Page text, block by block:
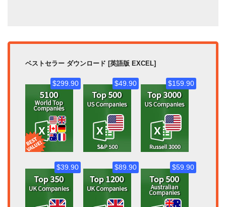
ベストセラー ダウンロード [英語版 EXCEL]
$299.90 $49.90 $159.90
$39.90 $89.90 $59.90